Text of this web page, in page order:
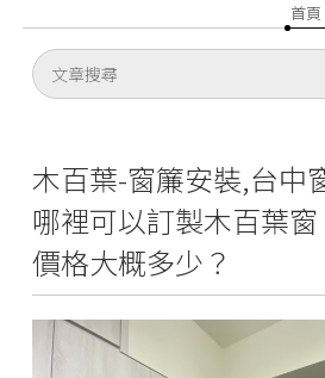
首頁
木百葉-窗簾安裝,台中
哪裡可以訂製木百葉
價格大概多少？